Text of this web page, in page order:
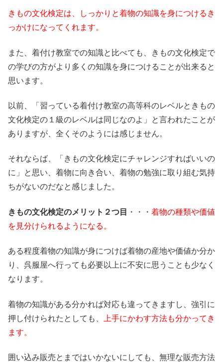
きもの文化検定は、しっかりと着物の知識を身につけるき
っかけになってくれます。
また、着付け教室での知識と比べても、きもの文化検定で
の学びの方がより多くの知識を身につけることが出来ると
思います。
以前、「習っている着付け教室の高等科のレベルときもの
文化検定の１級のレベルは同じなのよ」と言われたことが
ありますが、全くそのようには感じません。
それならば、「きもの文化検定にチャレンジすればいいの
に」と思い、着物に向き合い、着物の勉強に取り組む気持
ちがないのだなと感じました。
きもの文化検定のメリット２つ目 ・・・ 着物の種類や価値
を見分けられるようになる。
ある程度着物の知識が身につけば着物の産地や価値か分か
り、呉服屋へ行っても必要以上に不安に思うことも少なく
なります。
着物の知識がある分かれば対応も違ってきますし、強引に
押し付けられたとしても、
上手にかわす方法も分かってき
ます。
囲い込み販売とまではいかないにしても、無理な販売方法